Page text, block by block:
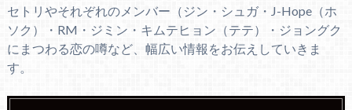
セトリやそれぞれのメンバー（ジン・シュガ・J-Hope（ホ
ソク）・RM・ジミン・キムテヒョン（テテ）・ジョングク
にまつわる恋の噂など、幅広い情報をお伝えしていきま
す。